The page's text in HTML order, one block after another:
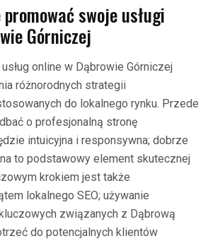
swoje usługi
Górniczej
online w Dąbrowie Górniczej
różnorodnych strategii
do lokalnego rynku. Przede
o profesjonalną stronę
intuicyjna i responsywna; dobrze
to podstawowy element skutecznej
krokiem jest także
lokalnego SEO; używanie
związanych z Dąbrową
do potencjalnych klientów